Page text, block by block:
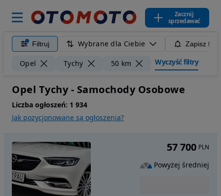
Zacznij
sprzedawać
Filtruj Wybrane dla Ciebie Zapisz
Opel Tychy 50 km Wyczyść filtry
Opel Tychy - Samochody Osobowe
Liczba ogłoszeń: 1 934
Jak pozycjonowane są ogłoszenia?
57 700 PLN
Powyżej średniej